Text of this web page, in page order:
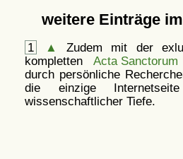
weitere Einträge im
1 ▲
Zudem mit der
kompletten Acta Sanctorum
durch persönliche
die einzige
wissenschaftlicher Tiefe.